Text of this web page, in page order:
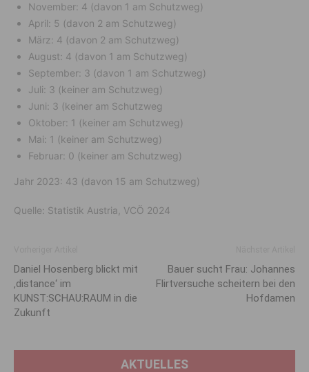
November: 4 (davon 1 am Schutzweg)
April: 5 (davon 2 am Schutzweg)
März: 4 (davon 2 am Schutzweg)
August: 4 (davon 1 am Schutzweg)
September: 3 (davon 1 am Schutzweg)
Juli: 3 (keiner am Schutzweg)
Juni: 3 (keiner am Schutzweg
Oktober: 1 (keiner am Schutzweg)
Mai: 1 (keiner am Schutzweg)
Februar: 0 (keiner am Schutzweg)
Jahr 2023: 43 (davon 15 am Schutzweg)
Quelle: Statistik Austria, VCÖ 2024
Daniel Hosenberg blickt mit
‚distance‘ im
KUNST:SCHAU:RAUM in die
Zukunft
Bauer sucht Frau: Johannes
Flirtversuche scheitern bei den
Hofdamen
AKTUELLES